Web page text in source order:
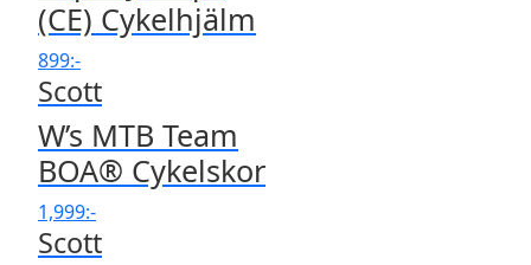
(CE) Cykelhjälm
899:-
Scott
W’s MTB Team
BOA® Cykelskor
1,999:-
Scott